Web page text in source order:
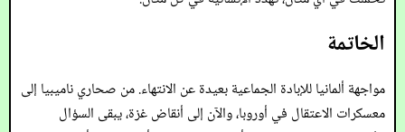
الخاتمة
مواجهة ألمانيا للإبادة الجماعية بعيدة عن الانتهاء. من صحاري ناميبيا إلى
معسكرات الاعتقال في أوروبا، والآن إلى أنقاض غزة، يبقى السؤال